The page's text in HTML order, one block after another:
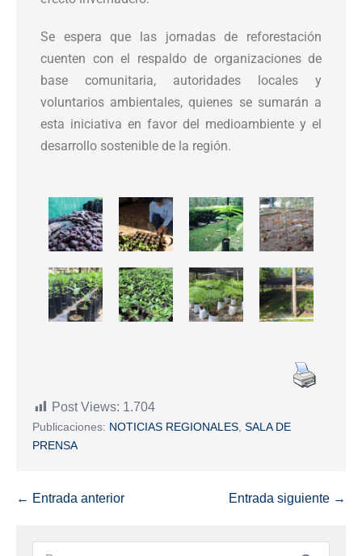
Se espera que las jornadas de reforestación
cuenten con el respaldo de organizaciones de
base comunitaria, autoridades locales y
voluntarios ambientales, quienes se sumarán a
esta iniciativa en favor del medioambiente y el
desarrollo sostenible de la región.
Post Views: 1.704
Publicaciones: NOTICIAS REGIONALES, SALA DE
PRENSA
← Entrada anterior Entrada siguiente →